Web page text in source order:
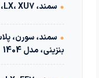
• سمند، LX، XU7، مدل 1394
•
بنزینی، مدل 1404